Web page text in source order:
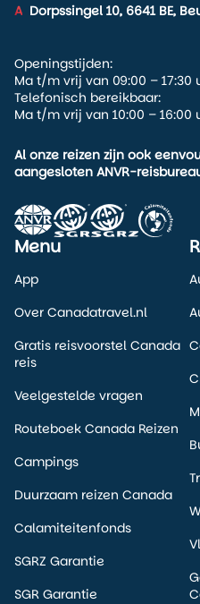
A Dorpssingel 10, 6641 BE,
Openingstijden:
Ma t/m vrij van 09:00 – 17:30
Telefonisch bereikbaar:
Ma t/m vrij van 10:00 – 16:00
Al onze reizen zijn ook
aangesloten ANVR-
Menu
App
Over Canadatravel.nl
Gratis reisvoorstel Canada
reis
Veelgestelde vragen
Routeboek Canada Reizen
Campings
Duurzaam reizen Canada
Calamiteitenfonds
SGRZ Garantie
SGR Garantie